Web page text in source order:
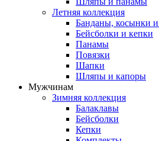
Летняя коллекция
Банданы, косынки и
Бейсболки и кепки
Панамы
Повязки
Шапки
Шляпы и капоры
Мужчинам
Зимняя коллекция
Балаклавы
Бейсболки
Кепки